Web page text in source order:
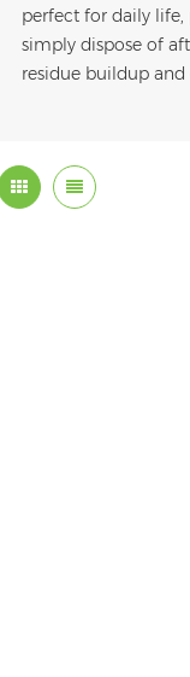
perfect for daily life,
simply dispose of
residue buildup